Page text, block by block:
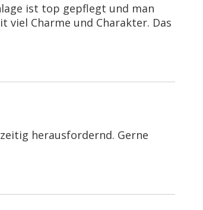
ist top gepflegt und man
Charme und Charakter. Das
herausfordernd. Gerne